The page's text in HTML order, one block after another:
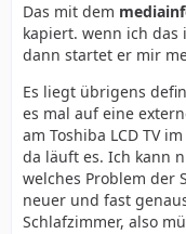
Das mit dem
kapiert. wenn ich
dann startet er mir
Es liegt übrigens
es mal auf eine
am Toshiba LCD TV
da läuft es. Ich kann
welches Problem der
neuer und fast
Schlafzimmer, also